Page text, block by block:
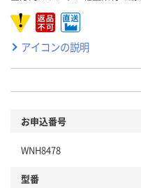
アイコンの説明
お申込番号
WNH8478
型番